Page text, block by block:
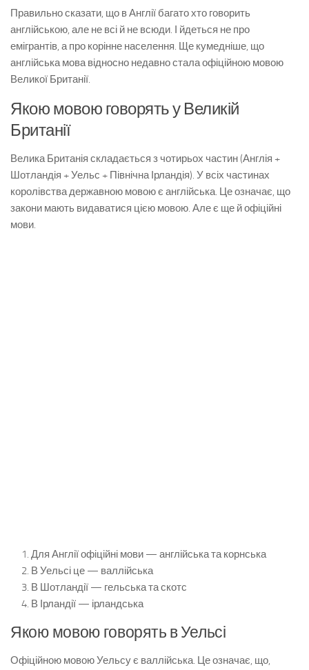
Правильно сказати, що в Англії багато хто говорить
англійською, але не всі й не всюди. І йдеться не про
емігрантів, а про корінне населення. Ще кумедніше, що
англійська мова відносно недавно стала офіційною мовою
Великої Британії.
Якою мовою говорять у Великій
Британії
Велика Британія складається з чотирьох частин (Англія +
Шотландія + Уельс + Північна Ірландія). У всіх частинах
королівства державною мовою є англійська. Це означає, що
закони мають видаватися цією мовою. Але є ще й офіційні
мови.
Для Англії офіційні мови — англійська та корнська
В Уельсі це — валлійська
В Шотландії — гельська та скотс
В Ірландії — ірландська
Якою мовою говорять в Уельсі
Офіційною мовою Уельсу є валлійська. Це означає, що,